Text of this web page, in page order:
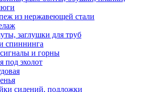
из нержавеющей стали
заглушки для труб
спиннинга
и горны
под эхолот
сидений, подложки